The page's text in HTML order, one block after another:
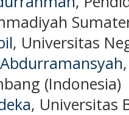
, Universitas
(Indonesia)
, Universitas